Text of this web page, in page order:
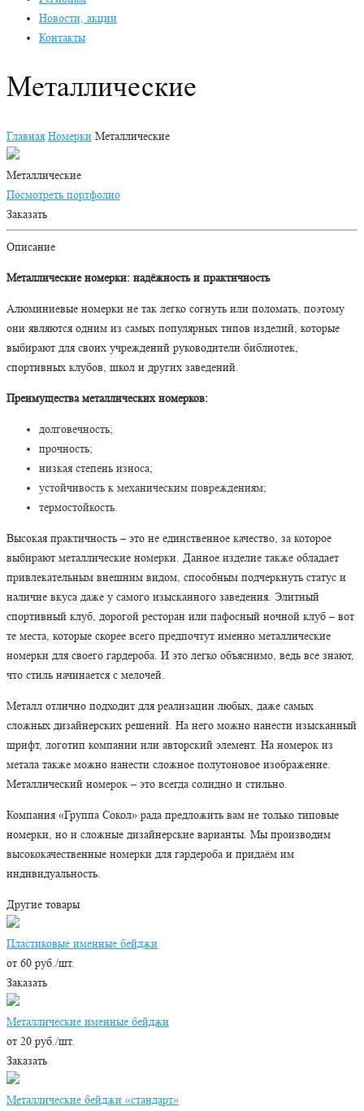
Новости, акции
Контакты
Металлические
Главная Номерки Металлические
Металлические
Посмотреть портфолио
Заказать
Описание
Металлические номерки: надёжность и практичность
Алюминиевые номерки не так легко согнуть или поломать, поэтому
они являются одним из самых популярных типов изделий, которые
выбирают для своих учреждений руководители библиотек,
спортивных клубов, школ и других заведений.
Преимущества металлических номерков:
долговечность;
прочность;
низкая степень износа;
устойчивость к механическим повреждениям;
термостойкость.
Высокая практичность – это не единственное качество, за которое
выбирают металлические номерки. Данное изделие также обладает
привлекательным внешним видом, способным подчеркнуть статус и
наличие вкуса даже у самого изысканного заведения. Элитный
спортивный клуб, дорогой ресторан или пафосный ночной клуб – вот
те места, которые скорее всего предпочтут именно металлические
номерки для своего гардероба. И это легко объяснимо, ведь все знают,
что стиль начинается с мелочей.
Металл отлично подходит для реализации любых, даже самых
сложных дизайнерских решений. На него можно нанести изысканный
шрифт, логотип компании или авторский элемент. На номерок из
метала также можно нанести сложное полутоновое изображение.
Металлический номерок – это всегда солидно и стильно.
Компания «Группа Сокол» рада предложить вам не только типовые
номерки, но и сложные дизайнерские варианты. Мы производим
высококачественные номерки для гардероба и придаём им
индивидуальность.
Другие товары
Пластиковые именные бейджи
от 60 руб./шт.
Заказать
Металлические именные бейджи
от 20 руб./шт.
Заказать
Металлические бейджи «стандарт»